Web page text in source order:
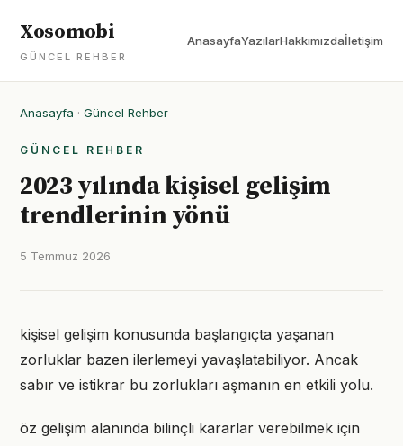
Xosomobi
GÜNCEL REHBER
AnasayfaYazılarHakkımızdaİletişim
Anasayfa · Güncel Rehber
GÜNCEL REHBER
2023 yılında kişisel gelişim
trendlerinin yönü
5 Temmuz 2026
kişisel gelişim konusunda başlangıçta yaşanan
zorluklar bazen ilerlemeyi yavaşlatabiliyor. Ancak
sabır ve istikrar bu zorlukları aşmanın en etkili yolu.
öz gelişim alanında bilinçli kararlar verebilmek için